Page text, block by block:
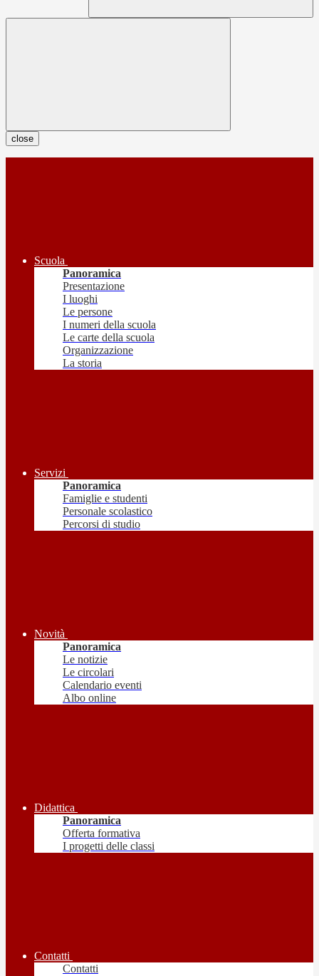
close
Scuola
Panoramica
Presentazione
I luoghi
Le persone
I numeri della scuola
Le carte della scuola
Organizzazione
La storia
Servizi
Panoramica
Famiglie e studenti
Personale scolastico
Percorsi di studio
Novità
Panoramica
Le notizie
Le circolari
Calendario eventi
Albo online
Didattica
Panoramica
Offerta formativa
I progetti delle classi
Contatti
Contatti